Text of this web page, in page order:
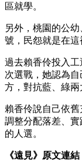
區就學。
另外，桃園的公
號，民怨就是在這
過去賴香伶投入
次選戰，她認為
方，對抗藍、綠兩
賴香伶說自己依
調整分配落差、
的人選。
《遠見》原文連結